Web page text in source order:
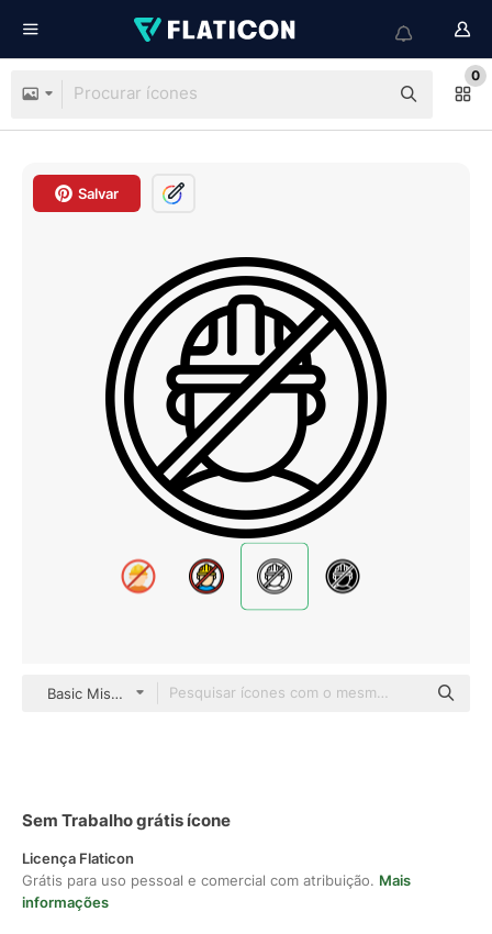
0
Salvar
Basic Miscellany Lineal
Sem Trabalho grátis ícone
Licença Flaticon
Grátis para uso pessoal e comercial com atribuição. Mais
informações